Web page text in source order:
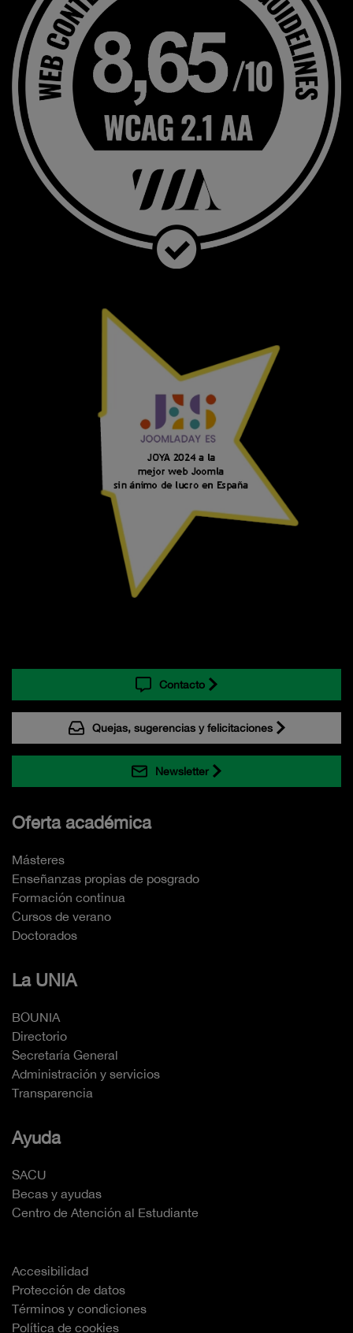
Contacto
Quejas, sugerencias y felicitaciones
Newsletter
Oferta académica
Másteres
Enseñanzas propias de posgrado
Formación continua
Cursos de verano
Doctorados
La UNIA
BOUNIA
Directorio
Secretaría General
Administración y servicios
Transparencia
Ayuda
SACU
Becas y ayudas
Centro de Atención al Estudiante
Accesibilidad
Protección de datos
Términos y condiciones
Política de cookies